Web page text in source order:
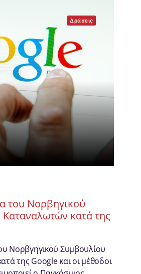
Δράσεις
του Νορβηγικού
κατά της
Νορβγηγικού Συμβουλίου
της Google και οι μέθοδοι